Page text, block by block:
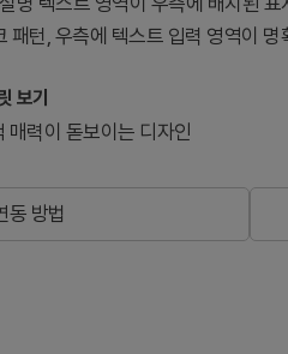
패턴, 우측에 텍스트 입력 영역이
보기
력이 돋보이는 디자인
동 방법